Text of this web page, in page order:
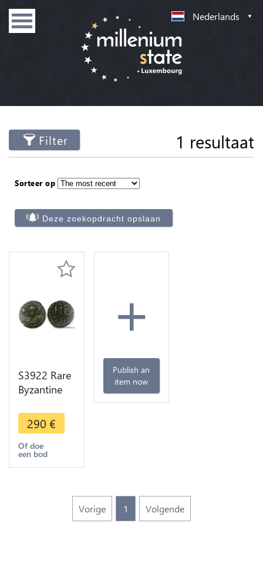
Nederlands
Filter 1 resultaat
Sorteer op
Deze zoekopdracht opslaan
S3922 Rare
Byzantine
Nummi
Chosroès
2590-628
12
290 €
Of doe
een bod
+
Publish an
item now
Vorige 1 Volgende